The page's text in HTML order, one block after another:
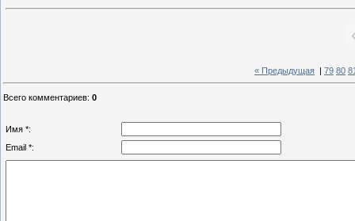
« Предыдущая 79 80
Всего комментариев: 0
Имя *:
Email *: